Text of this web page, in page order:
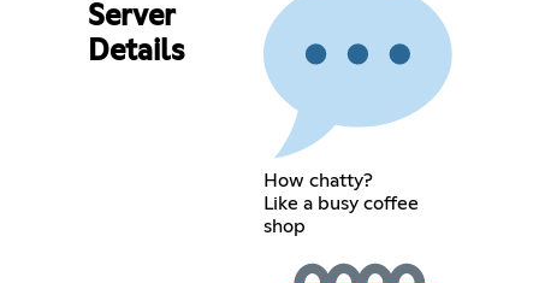
Server
Details
How chatty?
Like a busy coffee
shop